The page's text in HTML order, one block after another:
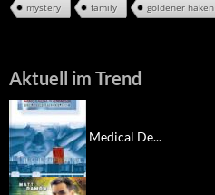
mystery family goldener haken
Aktuell im Trend
Medical De...